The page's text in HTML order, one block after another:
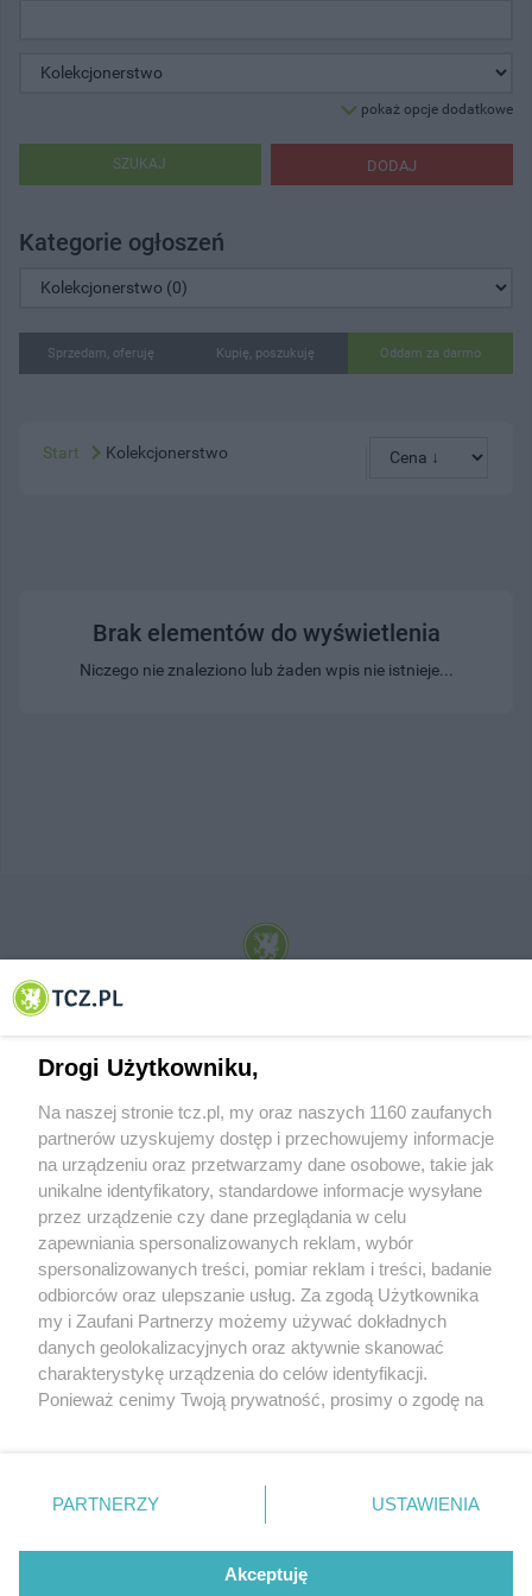
pokaż opcje dodatkowe
DODAJ
SZUKAJ
Kategorie ogłoszeń
Sprzedam, oferuję Kupię, poszukuję Oddam za darmo
Start Kolekcjonerstwo
Brak elementów do wyświetlenia
Niczego nie znaleziono lub żaden wpis nie istnieje...
© 2001-2026 Tczew - TCZ.PL Sp. z o.o. Internetowy Serwis Informacyjny Miasta
O FIRMIE POLITYKA PRYWATNOŚCI HOSTING
REKLAMA WSPÓŁPRACA RSS FACEBOOK KONTAKT
Nasze serwisy
Aktualności
Tcz24
Historia miasta
Muzyka i kultura
Archiwum wydarzeń
Zdjęcia miasta
Drogi Użytkowniku,
Na naszej stronie tcz.pl, my oraz naszych 1160 zaufanych
partnerów uzyskujemy dostęp i przechowujemy informacje
na urządzeniu oraz przetwarzamy dane osobowe, takie jak
unikalne identyfikatory, standardowe informacje wysyłane
przez urządzenie czy dane przeglądania w celu
zapewniania spersonalizowanych reklam, wybór
spersonalizowanych treści, pomiar reklam i treści, badanie
odbiorców oraz ulepszanie usług. Za zgodą Użytkownika
my i Zaufani Partnerzy możemy używać dokładnych
danych geolokalizacyjnych oraz aktywnie skanować
charakterystykę urządzenia do celów identyfikacji.
Ponieważ cenimy Twoją prywatność, prosimy o zgodę na
znajdujący się w lewym dolnym rogu strony
. Niektóre
przetwarzaniu. Preferencje będą miały zastosowania tylko
PARTNERZY USTAWIENIA
Akceptuję